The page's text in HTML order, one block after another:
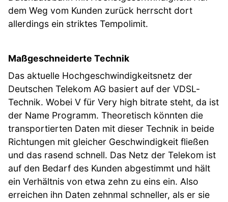
dem Weg vom Kunden zurück herrscht dort
allerdings ein striktes Tempolimit.
Maßgeschneiderte Technik
Das aktuelle Hochgeschwindigkeitsnetz der
Deutschen Telekom AG basiert auf der VDSL-
Technik. Wobei V für Very high bitrate steht, da ist
der Name Programm. Theoretisch könnten die
transportierten Daten mit dieser Technik in beide
Richtungen mit gleicher Geschwindigkeit fließen
und das rasend schnell. Das Netz der Telekom ist
auf den Bedarf des Kunden abgestimmt und hält
ein Verhältnis von etwa zehn zu eins ein. Also
erreichen ihn Daten zehnmal schneller, als er sie